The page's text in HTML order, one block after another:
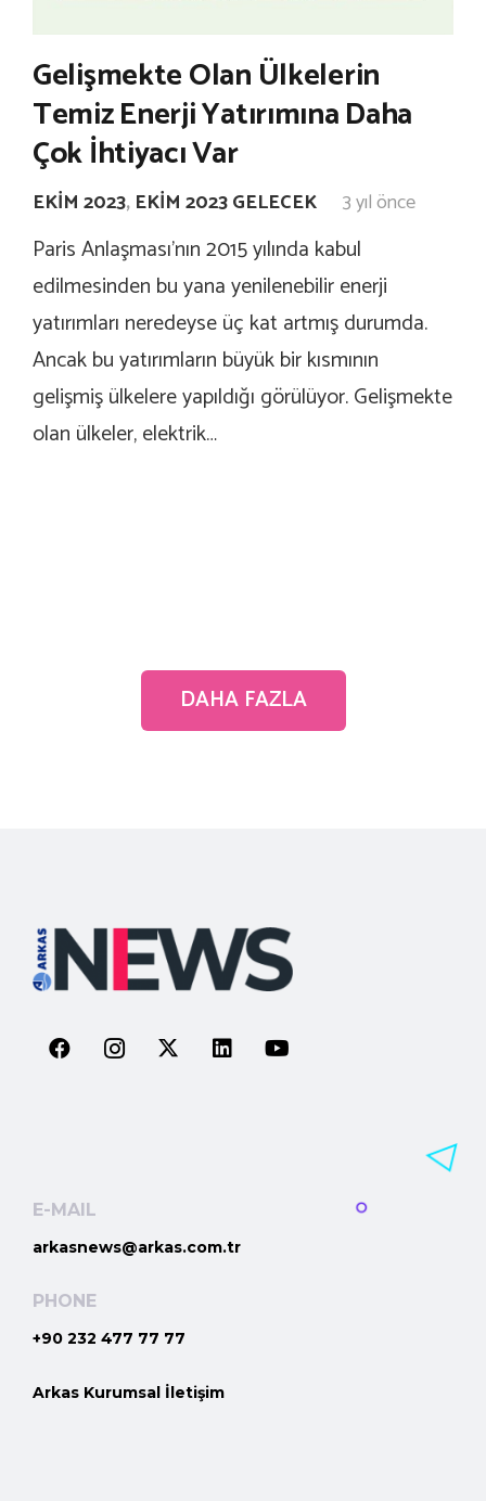
Gelişmekte Olan Ülkelerin
Temiz Enerji Yatırımına Daha
Çok İhtiyacı Var
EKIM 2023, EKIM 2023 GELECEK 3 yıl önce
Paris Anlaşması’nın 2015 yılında kabul
edilmesinden bu yana yenilenebilir enerji
yatırımları neredeyse üç kat artmış durumda.
Ancak bu yatırımların büyük bir kısmının
gelişmiş ülkelere yapıldığı görülüyor. Gelişmekte
olan ülkeler, elektrik…
DAHA FAZLA
E-MAIL
arkasnews@arkas.com.tr
PHONE
+90 232 477 77 77
Arkas Kurumsal İletişim